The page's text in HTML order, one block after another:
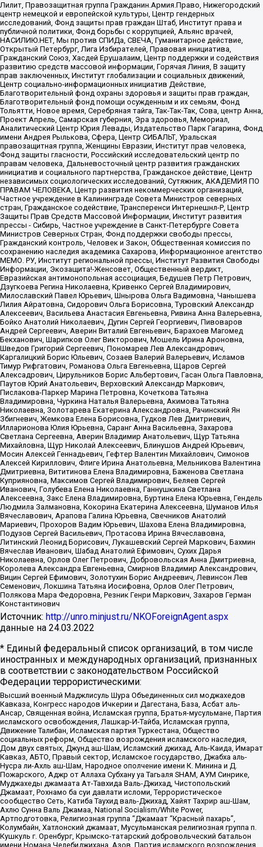
Лилит, Правозащитная группа Гражданин.Армия.Право, Нижегородский
центр немецкой и европейской культуры, Центр гендерных
исследований, Фонд защиты прав граждан Штаб, Институт права и
публичной политики, Фонд борьбы с коррупцией, Альянс врачей,
НАСИЛИЮ.НЕТ, Мы против СПИДа, СВЕЧА, Гуманитарное действие,
Открытый Петербург, Лига Избирателей, Правовая инициатива,
Гражданский Союз, Хасдей Ерушалаим, Центр поддержки и содействия
развитию средств массовой информации, Горячая Линия, В защиту
прав заключенных, Институт глобализации и социальных движений,
Центр социально-информационных инициатив Действие,
Благотворительный фонд охраны здоровья и защиты прав граждан,
Благотворительный фонд помощи осужденным и их семьям, Фонд
Тольятти, Новое время, Серебряная тайга, Так-Так-Так, Сова, центр Анна,
Проект Апрель, Самарская губерния, Эра здоровья, Мемориал,
Аналитический Центр Юрия Левады, Издательство Парк Гагарина, Фонд
имени Андрея Рылькова, Сфера, Центр СИБАЛЬТ, Уральская
правозащитная группа, Женщины Евразии, Институт прав человека,
Фонд защиты гласности, Российский исследовательский центр по
правам человека, Дальневосточный центр развития гражданских
инициатив и социального партнерства, Гражданское действие, Центр
независимых социологических исследований, Сутяжник, АКАДЕМИЯ ПО
ПРАВАМ ЧЕЛОВЕКА, Центр развития некоммерческих организаций,
Частное учреждение в Калининграде Совета Министров северных
стран, Гражданское содействие, Трансперенси Интернешнл-Р, Центр
Защиты Прав Средств Массовой Информации, Институт развития
прессы - Сибирь, Частное учреждение в Санкт-Петербурге Совета
Министров Северных Стран, Фонд поддержки свободы прессы,
Гражданский контроль, Человек и Закон, Общественная комиссия по
сохранению наследия академика Сахарова, Информационное агентство
МЕМО. РУ, Институт региональной прессы, Институт Развития Свободы
Информации, Экозащита!-Женсовет, Общественный вердикт,
Евразийская антимонопольная ассоциация, Бедушев Петр Петрович,
Дзугкоева Регина Николаевна, Кривенко Сергей Владимирович,
Милославский Павел Юрьевич, Шнырова Ольга Вадимовна, Чанышева
Лилия Айратовна, Сидорович Ольга Борисовна, Туровский Александр
Алексеевич, Васильева Анастасия Евгеньевна, Ривина Анна Валерьевна,
Бойко Анатолий Николаевич, Дугин Сергей Георгиевич, Пивоваров
Андрей Сергеевич, Аверин Виталий Евгеньевич, Барахоев Магомед
Бекханович, Шарипков Олег Викторович, Мошель Ирина Ароновна,
Шведов Григорий Сергеевич, Пономарев Лев Александрович,
Каргалицкий Борис Юльевич, Созаев Валерий Валерьевич, Исламов
Тимур Рифгатович, Романова Ольга Евгеньевна, Щаров Сергей
Алексадрович, Цирульников Борис Альбертович, Гасан Ольга Павловна,
Паутов Юрий Анатольевич, Верховский Александр Маркович,
Пислакова-Паркер Марина Петровна, Кочеткова Татьяна
Владимировна, Чуркина Наталья Валерьевна, Акимова Татьяна
Николаевна, Золотарева Екатерина Александровна, Рачинский Ян
Збигневич, Жемкова Елена Борисовна, Гудков Лев Дмитриевич,
Илларионова Юлия Юрьевна, Саранг Анна Васильевна, Захарова
Светлана Сергеевна, Аверин Владимир Анатольевич, Щур Татьяна
Михайловна, Щур Николай Алексеевич, Блинушов Андрей Юрьевич,
Мосин Алексей Геннадьевич, Гефтер Валентин Михайлович, Симонов
Алексей Кириллович, Флиге Ирина Анатольевна, Мельникова Валентина
Дмитриевна, Вититинова Елена Владимировна, Баженова Светлана
Куприяновна, Максимов Сергей Владимирович, Беляев Сергей
Иванович, Голубева Елена Николаевна, Ганнушкина Светлана
Алексеевна, Закс Елена Владимировна, Буртина Елена Юрьевна, Гендель
Людмила Залмановна, Кокорина Екатерина Алексеевна, Шуманов Илья
Вячеславович, Арапова Галина Юрьевна, Свечников Анатолий
Мариевич, Прохоров Вадим Юрьевич, Шахова Елена Владимировна,
Подузов Сергей Васильевич, Протасова Ирина Вячеславовна,
Литинский Леонид Борисович, Лукашевский Сергей Маркович, Бахмин
Вячеслав Иванович, Шабад Анатолий Ефимович, Сухих Дарья
Николаевна, Орлов Олег Петрович, Добровольская Анна Дмитриевна,
Королева Александра Евгеньевна, Смирнов Владимир Александрович,
Вицин Сергей Ефимович, Золотухин Борис Андреевич, Левинсон Лев
Семенович, Локшина Татьяна Иосифовна, Орлов Олег Петрович,
Полякова Мара Федоровна, Резник Генри Маркович, Захаров Герман
Константинович
Источник: http://unro.minjust.ru/NKOForeignAgent.aspx
данные на 24.03.2022
* Единый федеральный список организаций, в том числе
иностранных и международных организаций, признанных
в соответствии с законодательством Российской
Федерации террористическими:
Высший военный Маджлисуль Шура Объединенных сил моджахедов
Кавказа, Конгресс народов Ичкерии и Дагестана, База, Асбат аль-
Ансар, Священная война, Исламская группа, Братья-мусульмане, Партия
исламского освобождения, Лашкар-И-Тайба, Исламская группа,
Движение Талибан, Исламская партия Туркестана, Общество
социальных реформ, Общество возрождения исламского наследия,
Дом двух святых, Джунд аш-Шам, Исламский джихад, Аль-Каида, Имарат
Кавказ, АБТО, Правый сектор, Исламское государство, Джабха аль-
Нусра ли-Ахль аш-Шам, Народное ополчение имени К. Минина и Д.
Пожарского, Аджр от Аллаха Субхану уа Тагьаля SHAM, АУМ Синрике,
Муджахеды джамаата Ат-Тавхида Валь-Джихад, Чистопольский
Джамаат, Рохнамо ба суи давлати исломи, Террористическое
сообщество Сеть, Катиба Таухид валь-Джихад, Хайят Тахрир аш-Шам,
Ахлю Сунна Валь Джамаа, National Socialism/White Power,
Артподготовка, Религиозная группа “Джамаат “Красный пахарь”,
Колумбайн, Хатлонский джамаат, Мусульманская религиозная группа п.
Кушкуль г. Оренбург, Крымско-татарский добровольческий батальон
имени Номана Челебиджихана, Азов, Партия исламского возрождения